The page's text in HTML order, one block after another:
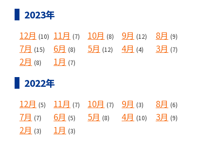
2023年
12月 (10) 11月 (7) 10月 (8) 9月 (12) 8月 (9)
7月 (15) 6月 (8) 5月 (12) 4月 (4) 3月 (7)
2月 (8) 1月 (7)
2022年
12月 (5) 11月 (7) 10月 (7) 9月 (3) 8月 (6)
7月 (7) 6月 (5) 5月 (8) 4月 (10) 3月 (9)
2月 (3) 1月 (3)